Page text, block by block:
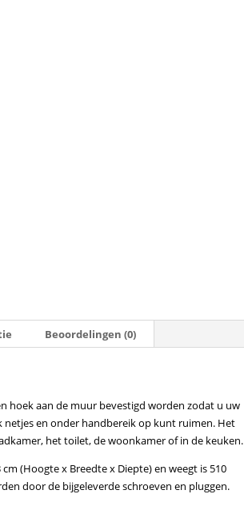
Beoordelingen (0)
hoek aan de muur bevestigd worden zodat u uw
netjes en onder handbereik op kunt ruimen. Het
het toilet, de woonkamer of in de keuken.
(Hoogte x Breedte x Diepte) en weegt is 510
door de bijgeleverde schroeven en pluggen.